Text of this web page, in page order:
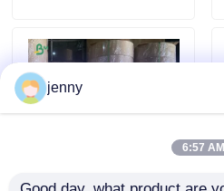
Alle Fälle
Kohlenstofffreies NCR-
jenny
6:57 AM